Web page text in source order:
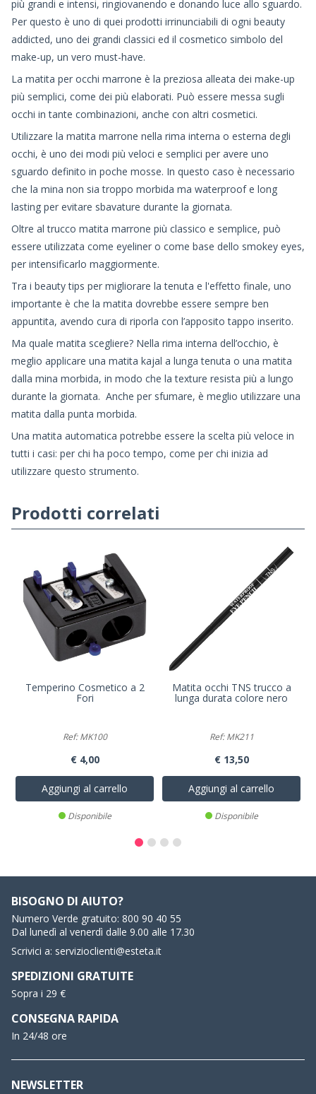
più grandi e intensi, ringiovanendo e donando luce allo sguardo.
Per questo è uno di quei prodotti irrinunciabili di ogni beauty
addicted, uno dei grandi classici ed il cosmetico simbolo del
make-up, un vero must-have.
La matita per occhi marrone è la preziosa alleata dei make-up
più semplici, come dei più elaborati. Può essere messa sugli
occhi in tante combinazioni, anche con altri cosmetici.
Utilizzare la matita marrone nella rima interna o esterna degli
occhi, è uno dei modi più veloci e semplici per avere uno
sguardo definito in poche mosse. In questo caso è necessario
che la mina non sia troppo morbida ma waterproof e long
lasting per evitare sbavature durante la giornata.
Oltre al trucco matita marrone più classico e semplice, può
essere utilizzata come eyeliner o come base dello smokey eyes,
per intensificarlo maggiormente.
Tra i beauty tips per migliorare la tenuta e l'effetto finale, uno
importante è che la matita dovrebbe essere sempre ben
appuntita, avendo cura di riporla con l’apposito tappo inserito.
Ma quale matita scegliere? Nella rima interna dell’occhio, è
meglio applicare una matita kajal a lunga tenuta o una matita
dalla mina morbida, in modo che la texture resista più a lungo
durante la giornata. Anche per sfumare, è meglio utilizzare una
matita dalla punta morbida.
Una matita automatica potrebbe essere la scelta più veloce in
tutti i casi: per chi ha poco tempo, come per chi inizia ad
utilizzare questo strumento.
Prodotti correlati
Temperino Cosmetico a 2
Fori
Ref: MK100
€ 4,00
Aggiungi al carrello
Disponibile
Matita occhi TNS trucco a
lunga durata colore nero
Ref: MK211
€ 13,50
Aggiungi al carrello
Disponibile
BISOGNO DI AIUTO?
Numero Verde gratuito: 800 90 40 55
Dal lunedì al venerdì dalle 9.00 alle 17.30
Scrivici a: servizioclienti@esteta.it
SPEDIZIONI GRATUITE
Sopra i 29 €
CONSEGNA RAPIDA
In 24/48 ore
NEWSLETTER